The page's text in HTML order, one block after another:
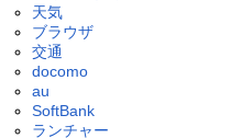
天気
ブラウザ
交通
docomo
au
SoftBank
ランチャー